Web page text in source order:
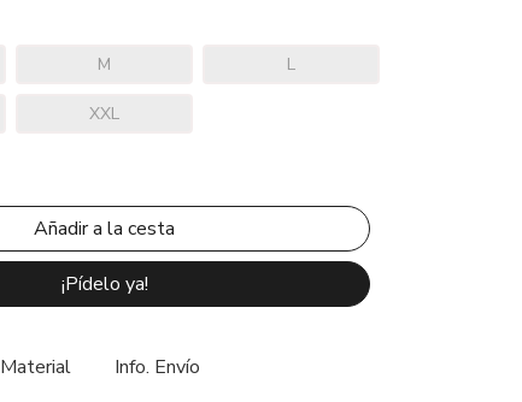
M L
XXL
¡Pídelo ya!
Material Info. Envío